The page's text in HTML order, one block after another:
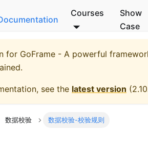
Courses
Show
Case
for GoFrame - A powerful
see the latest version (
数据校验 数据校验-校验规则